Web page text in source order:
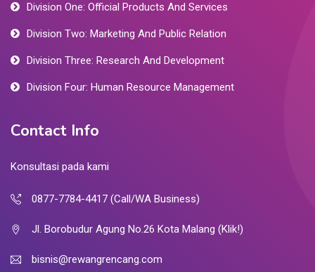
Division One: Official Products And Services
Division Two: Marketing And Public Relation
Division Three: Research And Development
Division Four: Human Resource Management
Contact Info
Konsultasi pada kami
0877-7784-4417 (Call/WA Business)
Jl. Borobudur Agung No.26 Kota Malang (Klik!)
bisnis@rewangrencang.com